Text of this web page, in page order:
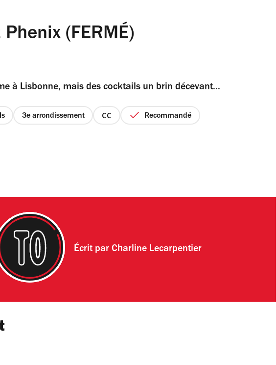
(FERMÉ)
à Lisbonne, mais des cocktails un brin décevant...
3e arrondissement
prix
Recommandé
Écrit par Charline Lecarpentier